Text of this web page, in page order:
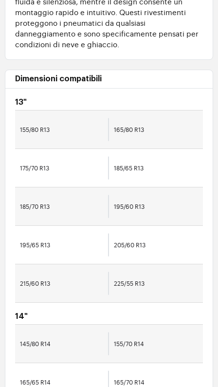
montaggio rapido e intuitivo. Questi rivestimenti
proteggono i pneumatici da qualsiasi
danneggiamento e sono specificamente pensati per
condizioni di neve e ghiaccio.
Dimensioni compatibili
13"
155/80 R13 165/80 R13
175/70 R13 185/65 R13
185/70 R13 195/60 R13
195/65 R13 205/60 R13
215/60 R13 225/55 R13
14"
145/80 R14 155/70 R14
165/65 R14 165/70 R14